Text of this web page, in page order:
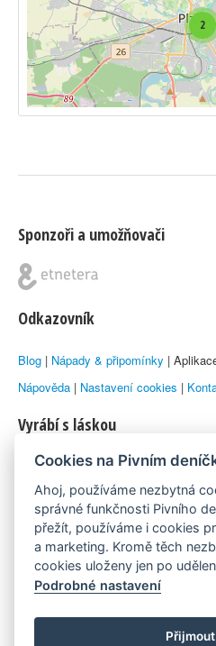
2
Sponzoři a umožňovači
Odkazovník
Blog | Nápady & připomínky |
Nápověda | Nastavení cookies |
Vyrábí s láskou
© 2010–2026 byLukáš Zemanaka
Máme rádi
Pivní.info
Poznámka pod čarou
Pivní deníček je nezávislý zdroj,
Cookies na Pivním
Ahoj, používáme nezbytná
správné funkčnosti Pivního
přežít, používáme i cookies
a marketing. Kromě těch
cookies uloženy jen po
Podrobné nastavení